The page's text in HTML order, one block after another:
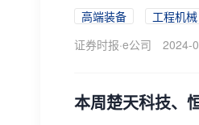
高端装备 工程机械
证券时报·e公司
2024-
本周楚天科技、